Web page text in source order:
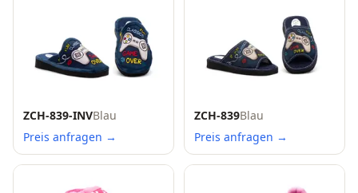
ZCH-839-INVBlau
Preis anfragen →
ZCH-839Blau
Preis anfragen →